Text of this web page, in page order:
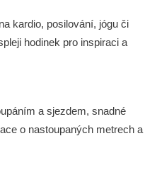
kardio, posilování, jógu či
hodinek pro inspiraci a
a sjezdem, snadné
o nastoupaných metrech a